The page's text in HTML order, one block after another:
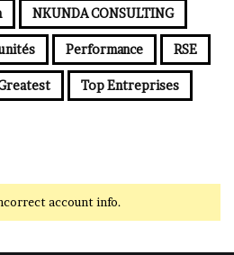
NKUNDA CONSULTING
Performance RSE
Top Entreprises
account info.